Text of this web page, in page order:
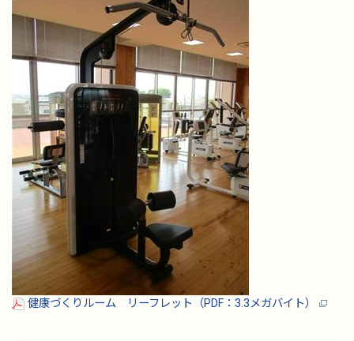
健康づくりルーム リーフレット（PDF：3.3メガバイト）